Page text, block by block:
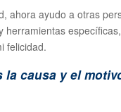
ahora ayudo a otras
felicidad.
la causa y el